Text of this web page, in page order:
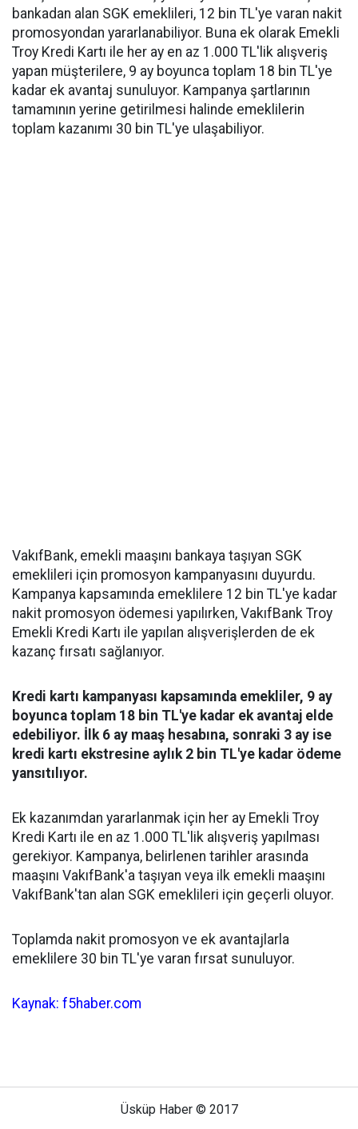
bankadan alan SGK emeklileri, 12 bin TL'ye varan nakit
promosyondan yararlanabiliyor. Buna ek olarak Emekli
Troy Kredi Kartı ile her ay en az 1.000 TL'lik alışveriş
yapan müşterilere, 9 ay boyunca toplam 18 bin TL'ye
kadar ek avantaj sunuluyor. Kampanya şartlarının
tamamının yerine getirilmesi halinde emeklilerin
toplam kazanımı 30 bin TL'ye ulaşabiliyor.
VakıfBank, emekli maaşını bankaya taşıyan SGK
emeklileri için promosyon kampanyasını duyurdu.
Kampanya kapsamında emeklilere 12 bin TL'ye kadar
nakit promosyon ödemesi yapılırken, VakıfBank Troy
Emekli Kredi Kartı ile yapılan alışverişlerden de ek
kazanç fırsatı sağlanıyor.
Kredi kartı kampanyası kapsamında emekliler, 9 ay
boyunca toplam 18 bin TL'ye kadar ek avantaj elde
edebiliyor. İlk 6 ay maaş hesabına, sonraki 3 ay ise
kredi kartı ekstresine aylık 2 bin TL'ye kadar ödeme
yansıtılıyor.
Ek kazanımdan yararlanmak için her ay Emekli Troy
Kredi Kartı ile en az 1.000 TL'lik alışveriş yapılması
gerekiyor. Kampanya, belirlenen tarihler arasında
maaşını VakıfBank'a taşıyan veya ilk emekli maaşını
VakıfBank'tan alan SGK emeklileri için geçerli oluyor.
Toplamda nakit promosyon ve ek avantajlarla
emeklilere 30 bin TL'ye varan fırsat sunuluyor.
Kaynak: f5haber.com
Üsküp Haber © 2017